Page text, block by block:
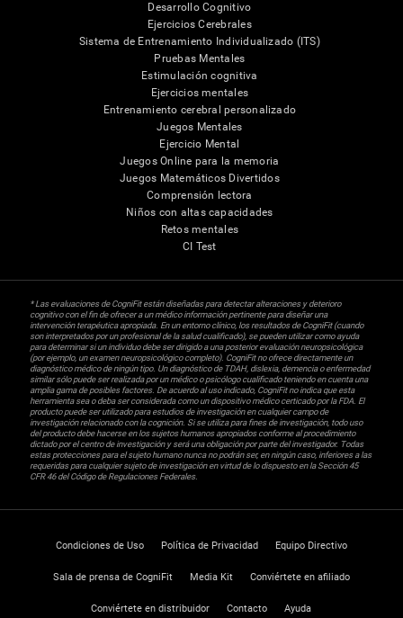
Desarrollo Cognitivo
Ejercicios Cerebrales
Sistema de Entrenamiento Individualizado (ITS)
Pruebas Mentales
Estimulación cognitiva
Ejercicios mentales
Entrenamiento cerebral personalizado
Juegos Mentales
Ejercicio Mental
Juegos Online para la memoria
Juegos Matemáticos Divertidos
Comprensión lectora
Niños con altas capacidades
Retos mentales
CI Test
* Las evaluaciones de CogniFit están diseñadas para detectar alteraciones y deterioro
cognitivo con el fin de ofrecer a un médico información pertinente para diseñar una
intervención terapéutica apropiada. En un entorno clínico, los resultados de CogniFit (cuando
son interpretados por un profesional de la salud cualificado), se pueden utilizar como ayuda
para determinar si un individuo debe ser dirigido a una posterior evaluación neuropsicológica
(por ejemplo, un examen neuropsicológico completo). CogniFit no ofrece directamente un
diagnóstico médico de ningún tipo. Un diagnóstico de TDAH, dislexia, demencia o enfermedad
similar sólo puede ser realizada por un médico o psicólogo cualificado teniendo en cuenta una
amplia gama de posibles factores. De acuerdo al uso indicado, CogniFit no indica que esta
herramienta sea o deba ser considerada como un dispositivo médico certicado por la FDA. El
producto puede ser utilizado para estudios de investigación en cualquier campo de
investigación relacionado con la cognición. Si se utiliza para fines de investigación, todo uso
del producto debe hacerse en los sujetos humanos apropiados conforme al procedimiento
dictado por el centro de investigación y será una obligación por parte del investigador. Todas
estas protecciones para el sujeto humano nunca no podrán ser, en ningún caso, inferiores a las
requeridas para cualquier sujeto de investigación en virtud de lo dispuesto en la Sección 45
CFR 46 del Código de Regulaciones Federales.
Condiciones de Uso Política de Privacidad Equipo Directivo
Sala de prensa de CogniFit Media Kit Conviértete en afiliado
Conviértete en distribuidor Contacto Ayuda